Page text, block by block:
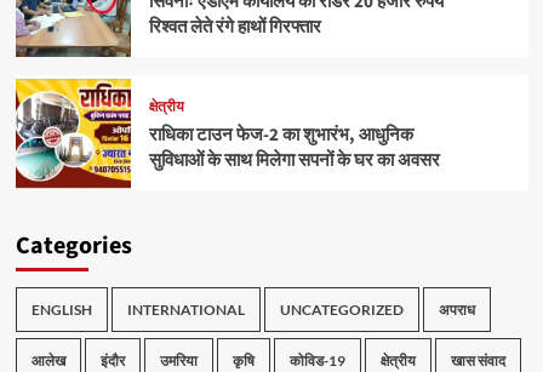
रिश्वत लेते रंगे हाथों गिरफ्तार
क्षेत्रीय
राधिका टाउन फेज-2 का शुभारंभ, आधुनिक
सुविधाओं के साथ मिलेगा सपनों के घर का अवसर
Categories
ENGLISH INTERNATIONAL UNCATEGORIZED अपराध
आलेख इंदौर उमरिया कृषि कोविड-19 क्षेत्रीय खास संवाद